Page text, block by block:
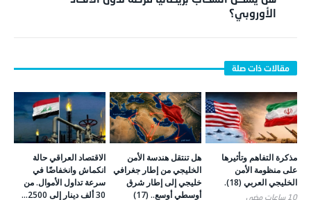
الأوروبي؟
مذكرة التفاهم وتأثيرها
على منظومة الأمن
الخليجي العربي (18).
10 ساعات ‎مضي
هل تنتقل هندسة الأمن
الخليجي من إطار جغرافي
خليجي إلى إطار شرق
أوسطي أوسع.. (17)
الاقتصاد العراقي حالة
انكماش وانخفاضًا في
سرعة تداول الأموال. من
30 ألف دينار إلى 2500…